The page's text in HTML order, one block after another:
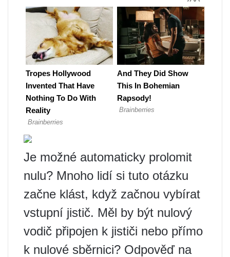
Je možné automaticky prolomit
nulu? Mnoho lidí si tuto otázku
začne klást, když začnou vybírat
vstupní jistič. Měl by být nulový
vodič připojen k jističi nebo přímo
k nulové sběrnici? Odpověď na